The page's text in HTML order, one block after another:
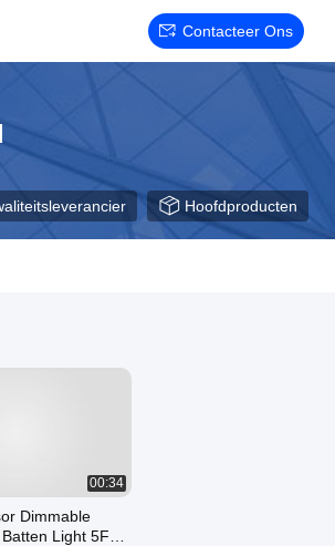
Contacteer Ons
Hoofdproducten
00:34
Dimmable
Light 5FT